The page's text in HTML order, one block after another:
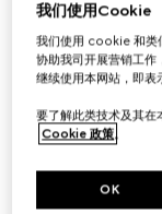
我们使用Cookie
我们使用 cookie 和类
协助我司开展营销工作
继续使用本网站，即表
要了解此类技术及其在
Cookie 政策。
OK